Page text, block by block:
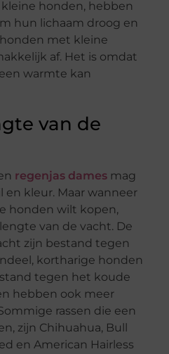
kleine honden, hebben
hun lichaam droog en
met kleine
af. Het is omdat
warmte kan
van de
regenjas damesmag
en kleur. Maar wanneer
honden wilt kopen,
van de vacht. De
zijn bestand tegen
kortharige honden
tegen het koude
hebben ook meer
rassen die een
zijn Chihuahua, Bull
en American Hairless